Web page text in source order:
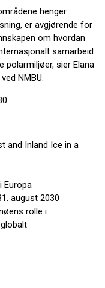
henger
er avgjørende for
om hvordan
samarbeid
polarmiljøer, sier Elana
NMBU.
and Inland Ice in a
Europa
august 2030
rolle i